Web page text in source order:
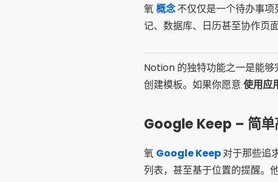
氧概念不仅仅是一个待办事
记、数据库、日历甚至协作页
Notion 的独特功能之一是能够
创建模板。如果你愿意 使用应
Google Keep – 简单
氧 Google Keep对于那些追
列表，甚至基于位置的提醒。